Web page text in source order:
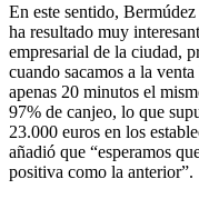
En este sentido,
ha resultado muy
empresarial de la ciudad,
cuando sacamos a la
apenas 20 minutos el
97% de canjeo, lo que
23.000 euros en los
añadió que “esperamos
positiva como la anterior”.